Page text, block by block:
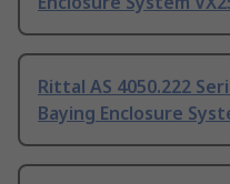
Rittal AS 4050.222
Baying Enclosure